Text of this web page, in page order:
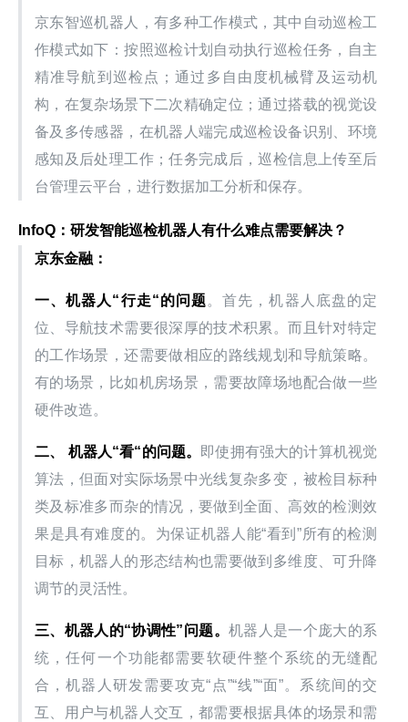
京东智巡机器人，有多种工作模式，其中自动巡检工
作模式如下：按照巡检计划自动执行巡检任务，自主
精准导航到巡检点；通过多自由度机械臂及运动机
构，在复杂场景下二次精确定位；通过搭载的视觉设
备及多传感器，在机器人端完成巡检设备识别、环境
感知及后处理工作；任务完成后，巡检信息上传至后
台管理云平台，进行数据加工分析和保存。
InfoQ：研发智能巡检机器人有什么难点需要解决？
京东金融：
一、机器人“行走“的问题。首先，机器人底盘的定
位、导航技术需要很深厚的技术积累。而且针对特定
的工作场景，还需要做相应的路线规划和导航策略。
有的场景，比如机房场景，需要故障场地配合做一些
硬件改造。
二、 机器人“看“的问题。
即使拥有强大的计算机视觉
算法，但面对实际场景中光线复杂多变，被检目标种
类及标准多而杂的情况，要做到全面、高效的检测效
果是具有难度的。为保证机器人能“看到”所有的检测
目标，机器人的形态结构也需要做到多维度、可升降
调节的灵活性。
三、机器人的“协调性”问题。 机器人是一个庞大的系
统，任何一个功能都需要软硬件整个系统的无缝配
合，机器人研发需要攻克“点”“线”“面”。系统间的交
互、用户与机器人交互，都需要根据具体的场景和需